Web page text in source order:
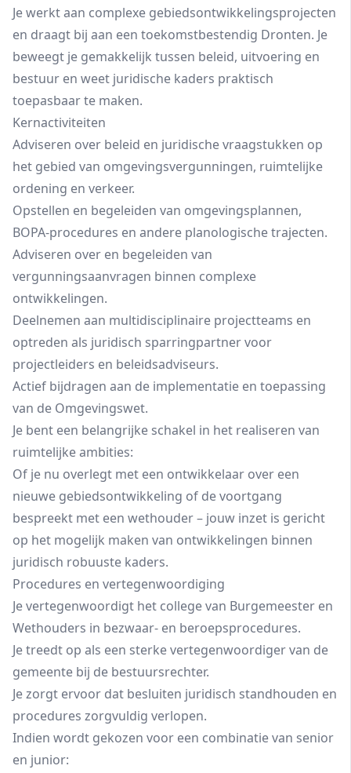
Je werkt aan complexe gebiedsontwikkelingsprojecten
en draagt bij aan een toekomstbestendig Dronten. Je
beweegt je gemakkelijk tussen beleid, uitvoering en
bestuur en weet juridische kaders praktisch
toepasbaar te maken.
Kernactiviteiten
Adviseren over beleid en juridische vraagstukken op
het gebied van omgevingsvergunningen, ruimtelijke
ordening en verkeer.
Opstellen en begeleiden van omgevingsplannen,
BOPA-procedures en andere planologische trajecten.
Adviseren over en begeleiden van
vergunningsaanvragen binnen complexe
ontwikkelingen.
Deelnemen aan multidisciplinaire projectteams en
optreden als juridisch sparringpartner voor
projectleiders en beleidsadviseurs.
Actief bijdragen aan de implementatie en toepassing
van de Omgevingswet.
Je bent een belangrijke schakel in het realiseren van
ruimtelijke ambities:
Of je nu overlegt met een ontwikkelaar over een
nieuwe gebiedsontwikkeling of de voortgang
bespreekt met een wethouder – jouw inzet is gericht
op het mogelijk maken van ontwikkelingen binnen
juridisch robuuste kaders.
Procedures en vertegenwoordiging
Je vertegenwoordigt het college van Burgemeester en
Wethouders in bezwaar- en beroepsprocedures.
Je treedt op als een sterke vertegenwoordiger van de
gemeente bij de bestuursrechter.
Je zorgt ervoor dat besluiten juridisch standhouden en
procedures zorgvuldig verlopen.
Indien wordt gekozen voor een combinatie van senior
en junior: